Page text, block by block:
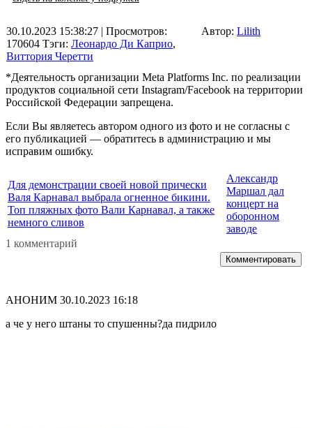
30.10.2023 15:38:27 | Просмотров:
170604 Тэги: Леонардо Ди Каприо,
Виттория Черетти
Автор: Lilith
*Деятельность организации Meta Platforms Inc. по реализации
продуктов социальной сети Instagram/Facebook на территории
Российской Федерации запрещена.
Если Вы являетесь автором одного из фото и не согласны с
его публикацией — обратитесь в администрацию и мы
исправим ошибку.
Для демонстрации своей новой прически
Валя Карнавал выбрала огненное бикини.
Топ пляжных фото Вали Карнавал, а также
немного сливов
Александр
Маршал дал
концерт на
оборонном
заводе
1 комментарий
Комментировать
АНОНИМ 30.10.2023 16:18
а че у него штаны то спушенны?да пидрило